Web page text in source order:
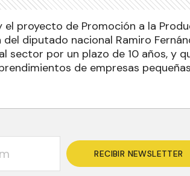
proyecto de Promoción a la
diputado nacional Ramiro
sector por un plazo de 10 años, y
de empresas
RECIBIR NEWSLETTER